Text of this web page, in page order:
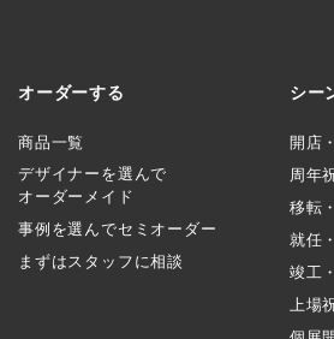
オーダーする
商品一覧
デザイナーを選んで
オーダーメイド
事例を選んでセミオーダー
まずはスタッフに相談
シー
開店
周年
移転
就任
竣工
上場